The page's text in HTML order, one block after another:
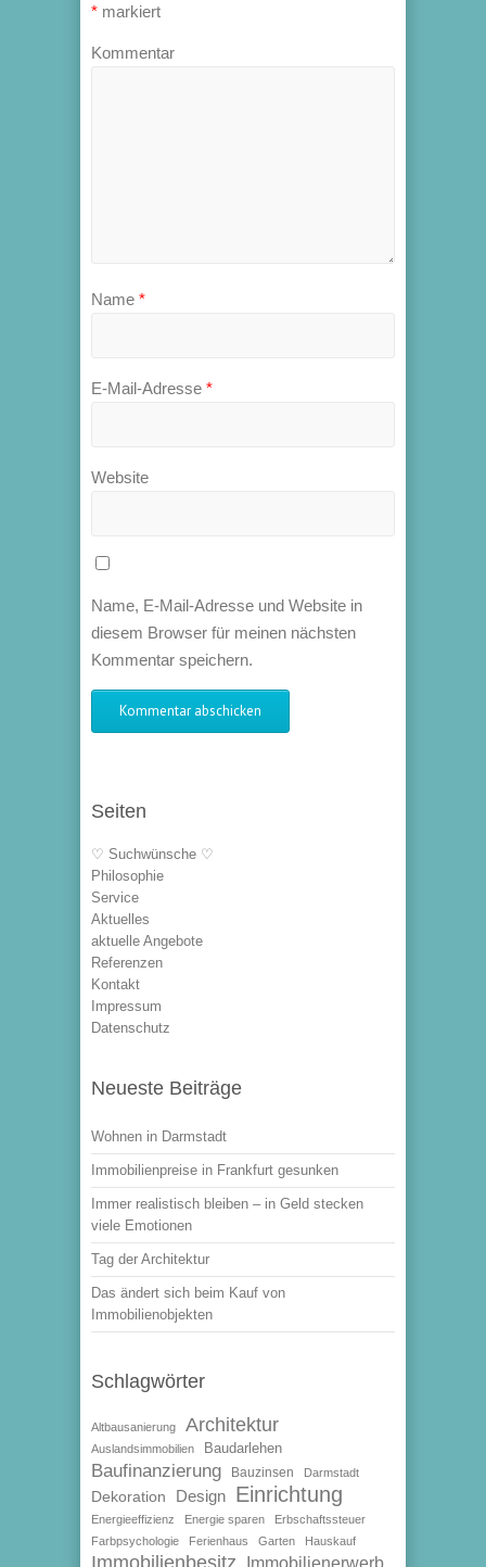
* markiert
Kommentar
Name *
E-Mail-Adresse *
Website
Name, E-Mail-Adresse und Website in
diesem Browser für meinen nächsten
Kommentar speichern.
Seiten
♡ Suchwünsche ♡
Philosophie
Service
Aktuelles
aktuelle Angebote
Referenzen
Kontakt
Impressum
Datenschutz
Neueste Beiträge
Wohnen in Darmstadt
Immobilienpreise in Frankfurt gesunken
Immer realistisch bleiben – in Geld stecken
viele Emotionen
Tag der Architektur
Das ändert sich beim Kauf von
Immobilienobjekten
Schlagwörter
Altbausanierung Architektur
Auslandsimmobilien Baudarlehen
Baufinanzierung Bauzinsen Darmstadt
Dekoration Design Einrichtung
Energieeffizienz Energie sparen
Erbschaftssteuer
Farbpsychologie
Ferienhaus Garten Hauskauf
Immobilienbesitz Immobilienerwerb